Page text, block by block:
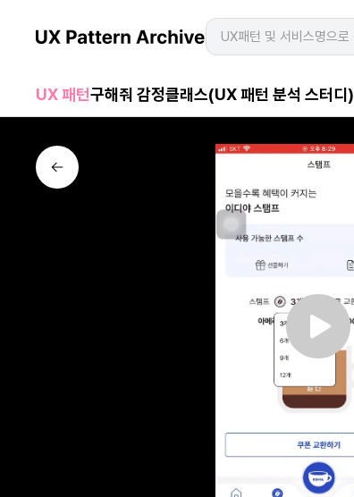
UX 패턴구해줘 감정클래스(UX 패턴 분석 스터디)